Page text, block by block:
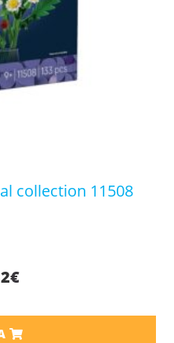
collection 11508
€